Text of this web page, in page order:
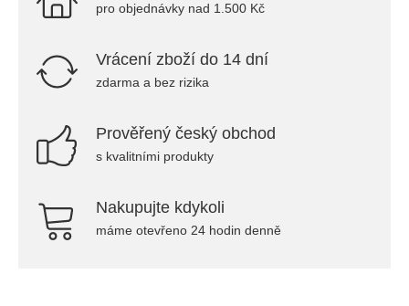
pro objednávky nad 1.500 Kč
Vrácení zboží do 14 dní
zdarma a bez rizika
Prověřený český obchod
s kvalitními produkty
Nakupujte kdykoli
máme otevřeno 24 hodin denně